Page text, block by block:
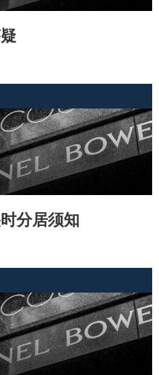
分居须知